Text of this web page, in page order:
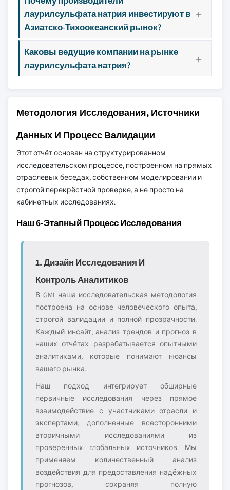
лаурилсульфата натрия инвестируют в
Азиатско-Тихоокеанский рынок?
Каковы ведущие компании на рынке
лаурилсульфата натрия?
Методология Исследования, Источники
Данных И Процесс Валидации
Этот отчёт основан на структурированном
исследовательском процессе, построенном на прямых
отраслевых беседах, собственном моделировании и
строгой перекрёстной проверке, а не просто на
кабинетных исследованиях.
Наш 6-Этапный Процесс Исследования
1. Дизайн Исследования И
Контроль Аналитиков
В GMI наша исследовательская методология
построена на основе человеческого опыта,
строгой валидации и полной прозрачности.
Каждый инсайт, анализ трендов и прогноз в
наших отчётах разрабатывается опытными
аналитиками, которые понимают нюансы
вашего рынка.
Наш подход интегрирует обширные
первичные исследования через прямое
взаимодействие с участниками отрасли и
экспертами, дополненные всесторонними
вторичными исследованиями из
проверенных глобальных источников. Мы
применяем количественный анализ
воздействия для предоставления надёжных
прогнозов, сохраняя полную